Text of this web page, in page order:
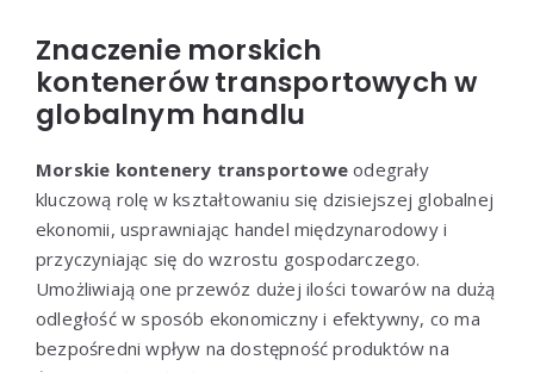
Znaczenie morskich
kontenerów transportowych w
globalnym handlu
Morskie kontenery transportowe odegrały
kluczową rolę w kształtowaniu się dzisiejszej globalnej
ekonomii, usprawniając handel międzynarodowy i
przyczyniając się do wzrostu gospodarczego.
Umożliwiają one przewóz dużej ilości towarów na dużą
odległość w sposób ekonomiczny i efektywny, co ma
bezpośredni wpływ na dostępność produktów na